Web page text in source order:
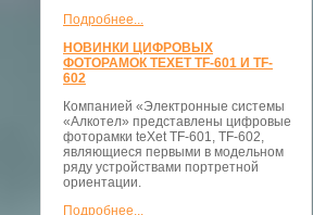
Подробнее...
НОВИНКИ ЦИФРОВЫХ
ФОТОРАМОК TEXET TF-601 И TF-
602
Компанией «Электронные системы
«Алкотел» представлены цифровые
фоторамки teXet TF-601, TF-602,
являющиеся первыми в модельном
ряду устройствами портретной
ориентации.
Подробнее...